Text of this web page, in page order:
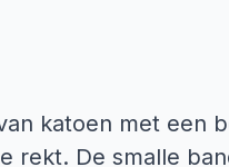
katoen met een
rekt. De smalle